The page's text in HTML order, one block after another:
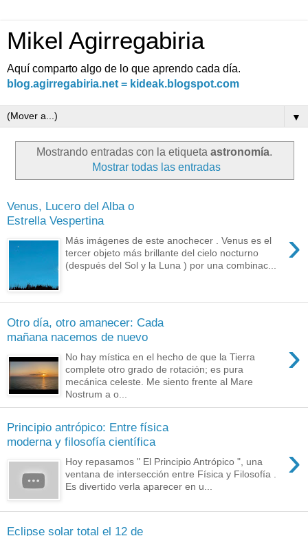
Mikel Agirregabiria
Aquí comparto algo de lo que aprendo cada día.
blog.agirregabiria.net = kideak.blogspot.com
▼
Mostrando entradas con la etiqueta astronomía.
Mostrar todas las entradas
Venus, Lucero del Alba o
Estrella Vespertina
›
Más imágenes de este anochecer . Venus es el
tercer objeto más brillante del cielo nocturno
(después del Sol y la Luna ) por una combinac...
Otro día, otro amanecer: Cada
mañana nacemos de nuevo
›
No hay mística en el hecho de que la Tierra
complete otro grado de rotación; es pura
mecánica celeste. Me siento frente al Mare
Nostrum a o...
Principio antrópico: Entre física
moderna y filosofía científica
›
Hoy repasamos " El Principio Antrópico ", una
ventana de intersección entre Física y Filosofía .
Es divertido verla aparecer en u...
Eclipse solar total el 12 de